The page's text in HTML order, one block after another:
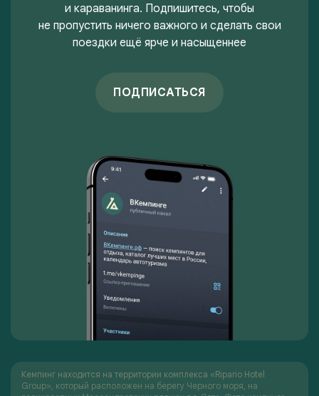
и караванинга. Подпишитесь, чтобы
не пропустить ничего важного и сделать свои
поездки ещё ярче и насыщеннее
ПОДПИСАТЬСЯ
Кемпинг находится на территории комплекса «Ripario Hotel
Group», который расположен на берегу Черного моря, на